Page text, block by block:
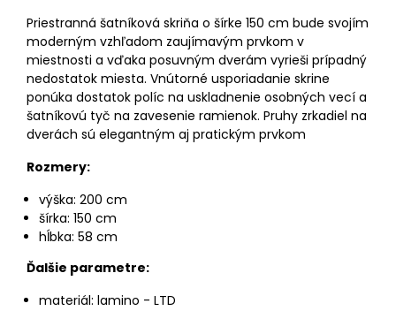
Priestranná šatníková skriňa o šírke 150 cm bude svojím
moderným vzhľadom zaujímavým prvkom v
miestnosti a vďaka posuvným dverám vyrieši prípadný
nedostatok miesta. Vnútorné usporiadanie skrine
ponúka dostatok políc na uskladnenie osobných vecí a
šatníkovú tyč na zavesenie ramienok. Pruhy zrkadiel na
dverách sú elegantným aj pratickým prvkom
Rozmery:
výška: 200 cm
šírka: 150 cm
hĺbka: 58 cm
Ďalšie parametre:
materiál: lamino - LTD